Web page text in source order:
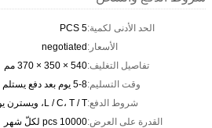
الحد الأدنى لكمية:5 PCS
الأسعار:negotiated
تفاصيل التغليف:540 × 350 × 370 مم
وقت التسليم:5-8 يوم بعد دفع يستلم
شروط الدفع:L / C، T / T، ويسترن يونيون، paapal
القدرة على العرض:10000 pcs لكلّ شهر